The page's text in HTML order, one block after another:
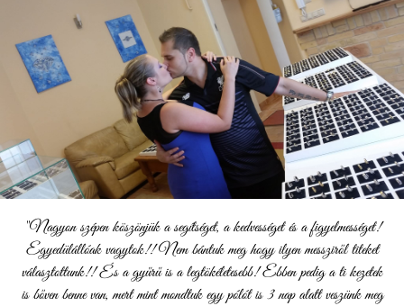
"Nagyon szépen köszönjük a segítséget, a kedvességet és a figyelmességet!
Egyedülállóak vagytok!! Nem bántuk meg hogy ilyen messziről titeket
választottunk!! És a gyűrű is a legtökéletesebb! Ebben pedig a ti kezetek
is bőven benne van, mert mint mondtuk egy pólót is 3 nap alatt veszünk meg